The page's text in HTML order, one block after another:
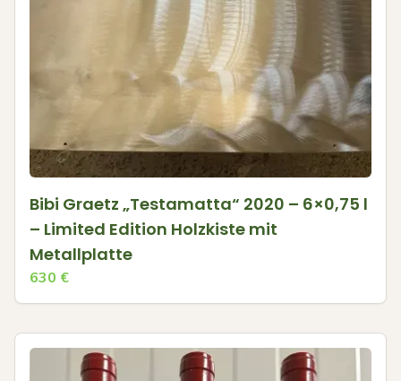
Bibi Graetz „Testamatta“ 2020 – 6×0,75 l
– Limited Edition Holzkiste mit
Metallplatte
630 €